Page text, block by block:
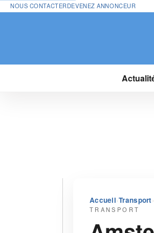
NOUS CONTACTERDEVENEZ ANNONCEUR
Accueil›Transport ›
TRANSPORT